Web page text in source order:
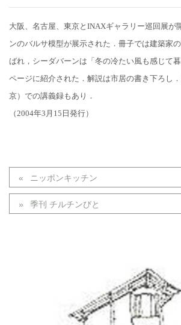
大阪、名古屋、東京とINAXギャラリー巡回展が
ンのバルサ模型が展示された．冊子では建築家
ばれ，シーダバーンは「冬の冷たい風も感じて
ページに紹介された．解説は市居の書き下ろし
京）での講義録もあり．
（2004年3月15日発行）
ニッポンキッチン
季刊 チルチンびと